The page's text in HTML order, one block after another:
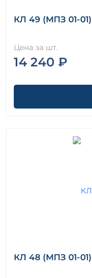
КЛ 49 (МПЗ 01-01)
Цена за шт.
14 240 ₽
КЛ 48 (МПЗ 01-01)